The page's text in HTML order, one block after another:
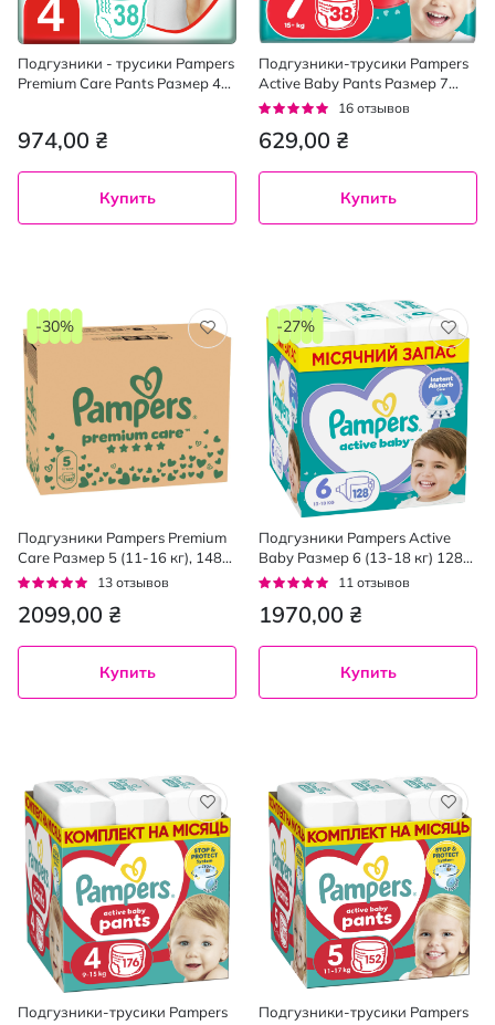
Подгузники - трусики Pampers
Premium Care Pants Размер 4
974,00 ₴
Купить
Подгузники-трусики Pampers
Active Baby Pants Размер 7
(15+ кг) 38 шт.
Рейтинг:
16 отзывов
629,00 ₴
Купить
Подгузники Pampers Premium
Care Размер 5 (11-16 кг), 148
шт.
Рейтинг:
13 отзывов
2099,00 ₴
-30%
Купить
Подгузники Pampers Active
Baby Размер 6 (13-18 кг) 128
шт.
Рейтинг:
11 отзывов
1970,00 ₴
-27%
Купить
Подгузники-трусики Pampers
Подгузники-трусики Pampers